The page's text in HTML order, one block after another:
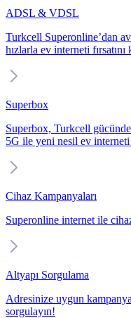
ADSL & VDSL
Turkcell Superonline’dan
hızlarla ev interneti fırsatını
Superbox
Superbox, Turkcell
5G ile yeni nesil ev
Cihaz Kampanyaları
Superonline internet ile
Altyapı Sorgulama
Adresinize uygun
sorgulayın!